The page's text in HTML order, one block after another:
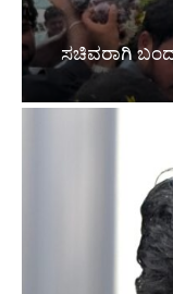
ಸಚಿವರಾಗಿ ಬಂದ